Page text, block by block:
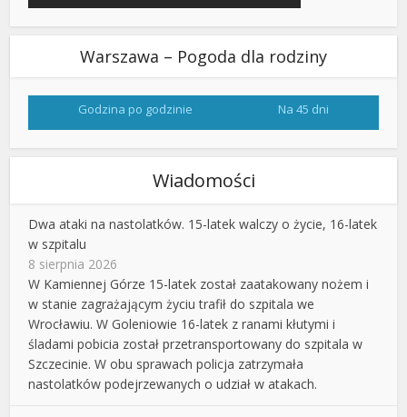
Warszawa – Pogoda dla rodziny
Godzina po godzinie Na 45 dni
Wiadomości
Dwa ataki na nastolatków. 15-latek walczy o życie, 16-latek
w szpitalu
8 sierpnia 2026
W Kamiennej Górze 15-latek został zaatakowany nożem i
w stanie zagrażającym życiu trafił do szpitala we
Wrocławiu. W Goleniowie 16-latek z ranami kłutymi i
śladami pobicia został przetransportowany do szpitala w
Szczecinie. W obu sprawach policja zatrzymała
nastolatków podejrzewanych o udział w atakach.